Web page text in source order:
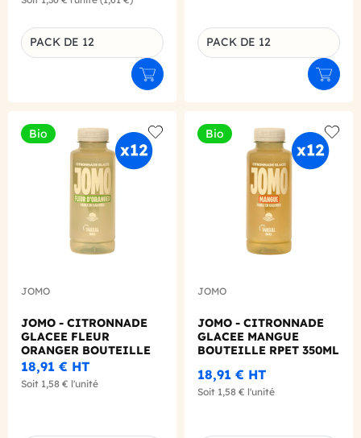
Déclinaison du produit
PACK DE 12
Ajouter au panier
Déclinaison du produit
PACK DE 12
Bio
Add to wishlist
JOMO
JOMO - CITRONNADE
GLACEE FLEUR
ORANGER BOUTEILLE
RPET 350ML X12 BIO
18,91 € HT
Soit 1,58 € l'unité
Bio
Add
JOMO
JOMO - CITRONNADE
GLACEE MANGUE
BOUTEILLE RPET 350ML
18,91 € HT
Soit 1,58 € l'unité